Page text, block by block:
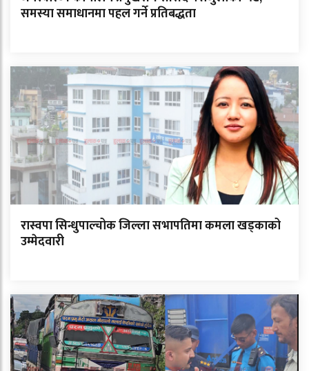
समस्या समाधानमा पहल गर्ने प्रतिबद्धता
रास्वपा सिन्धुपाल्चोक जिल्ला सभापतिमा कमला खड्काको
उम्मेदवारी